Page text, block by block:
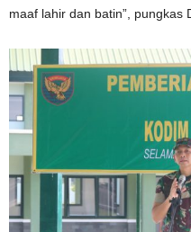
maaf lahir dan batin”, pungkas